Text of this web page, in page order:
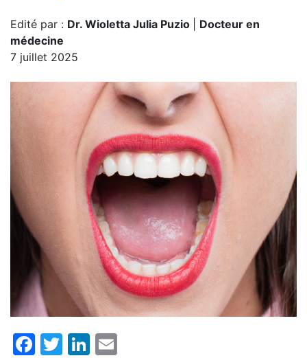
Edité par : Dr. Wioletta Julia Puzio
Docteur en
médecine
7 juillet 2025
Facebook
TwitterLinkedIn